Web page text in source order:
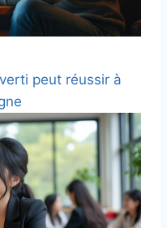
peut réussir à